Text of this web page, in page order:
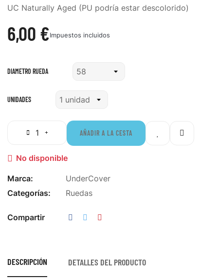
UC Naturally Aged (PU podría estar descolorido)
6,00 €Impuestos incluidos
DIAMETRO RUEDA
UNIDADES
AÑADIR A LA CESTA
 No disponible
Marca:
UnderCover
Categorías:
Ruedas
Compartir
DESCRIPCIÓN DETALLES DEL PRODUCTO